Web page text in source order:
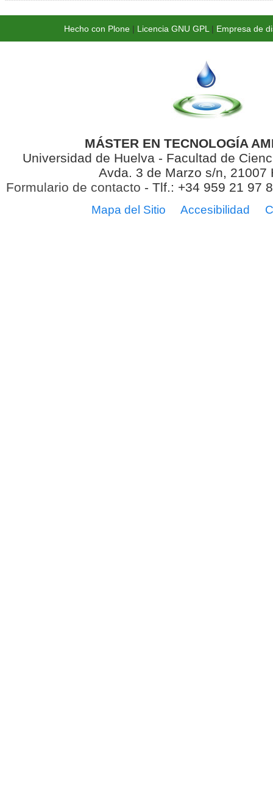
Hecho con Plone| Licencia GNU GPL | Empresa de
MÁSTER EN TECNOLOGÍA
Universidad de Huelva - Facultad de
Avda. 3 de Marzo s/n, 21007
Formulario de contacto - Tlf.: +34 959 21 97
Mapa del Sitio Accesibilidad